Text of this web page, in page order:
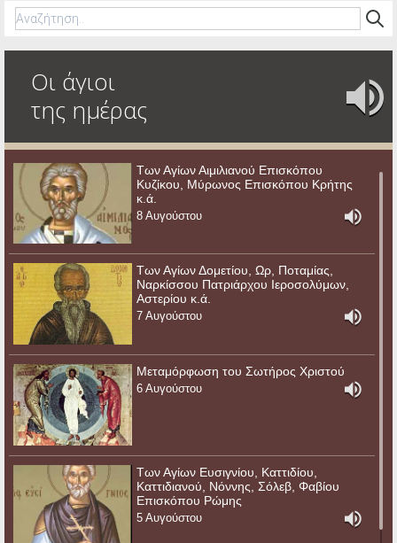
Οι άγιοι
της ημέρας
Των Αγίων Αιμιλιανού Επισκόπου
Κυζίκου, Μύρωνος Επισκόπου Κρήτης
κ.ά.
8 Αυγούστου
Των Αγίων Δομετίου, Ωρ, Ποταμίας,
Ναρκίσσου Πατριάρχου Ιεροσολύμων,
Αστερίου κ.ά.
7 Αυγούστου
Μεταμόρφωση του Σωτήρος Χριστού
6 Αυγούστου
Των Αγίων Ευσιγνίου, Καττιδίου,
Καττιδιανού, Νόννης, Σόλεβ, Φαβίου
Επισκόπου Ρώμης
5 Αυγούστου